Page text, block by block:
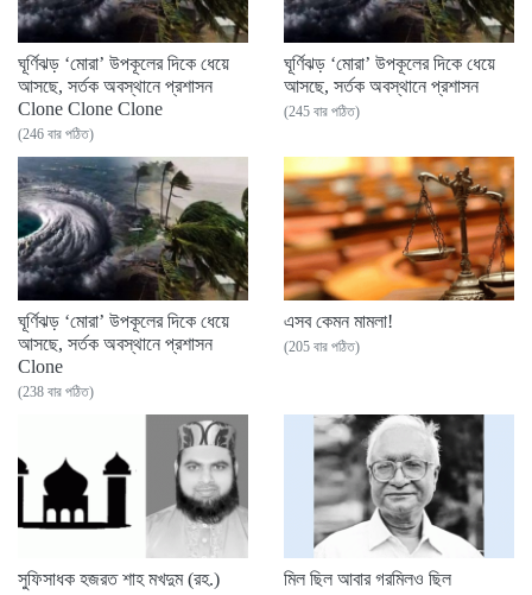
ঘূর্ণিঝড় ‘মোরা’ উপকূলের দিকে ধেয়ে
আসছে, সর্তক অবস্থানে প্রশাসন
Clone Clone Clone
(246 বার পঠিত)
ঘূর্ণিঝড় ‘মোরা’ উপকূলের দিকে ধেয়ে
আসছে, সর্তক অবস্থানে প্রশাসন
(245 বার পঠিত)
ঘূর্ণিঝড় ‘মোরা’ উপকূলের দিকে ধেয়ে
আসছে, সর্তক অবস্থানে প্রশাসন
Clone
(238 বার পঠিত)
এসব কেমন মামলা!
(205 বার পঠিত)
সুফিসাধক হজরত শাহ মখদুম (রহ.) মিল ছিল আবার গরমিলও ছিল